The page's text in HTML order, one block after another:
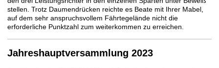
stellen. Trotz Daumendrücken reichte es Beate mit Ihrer Mabel,
auf dem sehr anspruchsvollem Fährtegelände nicht die
erforderliche Punktzahl zum weiterkommen zu erreichen.
Jahreshauptversammlung 2023